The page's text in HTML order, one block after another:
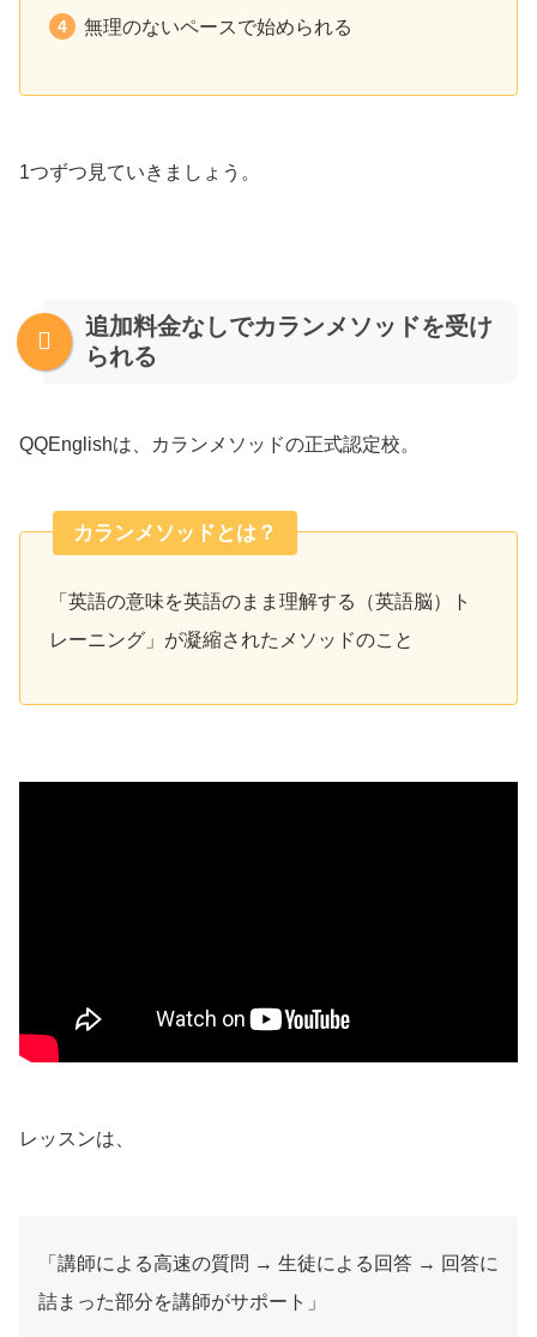
無理のないペースで始められる
1つずつ見ていきましょう。
追加料金なしでカランメソッドを受け
られる
QQEnglishは、カランメソッドの正式認定校。
カランメソッドとは？
「英語の意味を英語のまま理解する（英語脳）ト
レーニング」が凝縮されたメソッドのこと
レッスンは、
「講師による高速の質問 → 生徒による回答 → 回答に
詰まった部分を講師がサポート」